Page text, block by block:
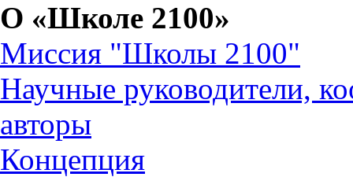
О «Школе 2100»
Миссия "Школы 2100"
Научные руководители,
авторы
Концепция